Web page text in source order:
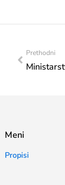
Prethodni
Meni
Propisi